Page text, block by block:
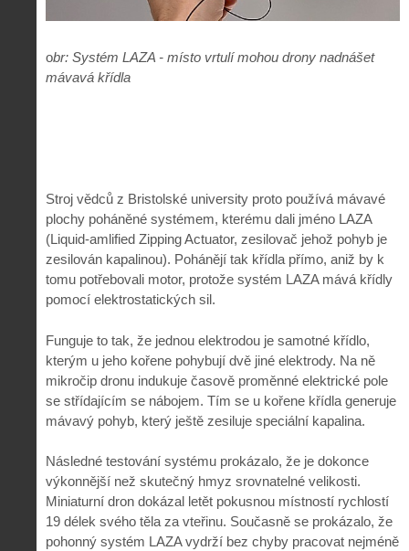
obr: Systém LAZA - místo vrtulí mohou drony nadnášet
mávavá křídla
Stroj vědců z Bristolské university proto používá mávavé
plochy poháněné systémem, kterému dali jméno LAZA
(Liquid-amlified Zipping Actuator, zesilovač jehož pohyb je
zesilován kapalinou). Pohánějí tak křídla přímo, aniž by k
tomu potřebovali motor, protože systém LAZA mává křídly
pomocí elektrostatických sil.
Funguje to tak, že jednou elektrodou je samotné křídlo,
kterým u jeho kořene pohybují dvě jiné elektrody. Na ně
mikročip dronu indukuje časově proměnné elektrické pole
se střídajícím se nábojem. Tím se u kořene křídla generuje
mávavý pohyb, který ještě zesiluje speciální kapalina.
Následné testování systému prokázalo, že je dokonce
výkonnější než skutečný hmyz srovnatelné velikosti.
Miniaturní dron dokázal letět pokusnou místností rychlostí
19 délek svého těla za vteřinu. Současně se prokázalo, že
pohonný systém LAZA vydrží bez chyby pracovat nejméně